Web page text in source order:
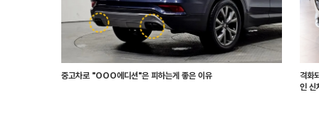
중고차로 "OOO에디션"은 피하는게 좋은 이유
격화
인 신